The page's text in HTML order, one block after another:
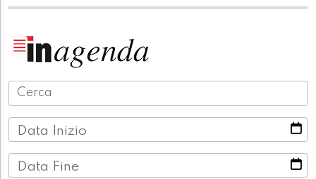
Data Inizio
Data Fine